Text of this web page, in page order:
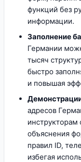
функций без
информации.
Заполнение
Германии
тысяч
быстро
и повышая
адресов
инструкторам
объяснения
правил ID,
избегая